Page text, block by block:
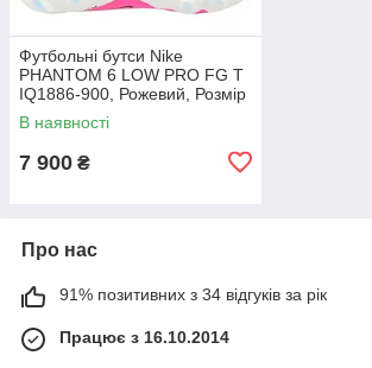
Футбольні бутси Nike
PHANTOM 6 LOW PRO FG T
IQ1886-900, Рожевий, Розмір
(EU) — 44
В наявності
7 900 ₴
Про нас
91% позитивних з 34 відгуків за рік
Працює з 16.10.2014